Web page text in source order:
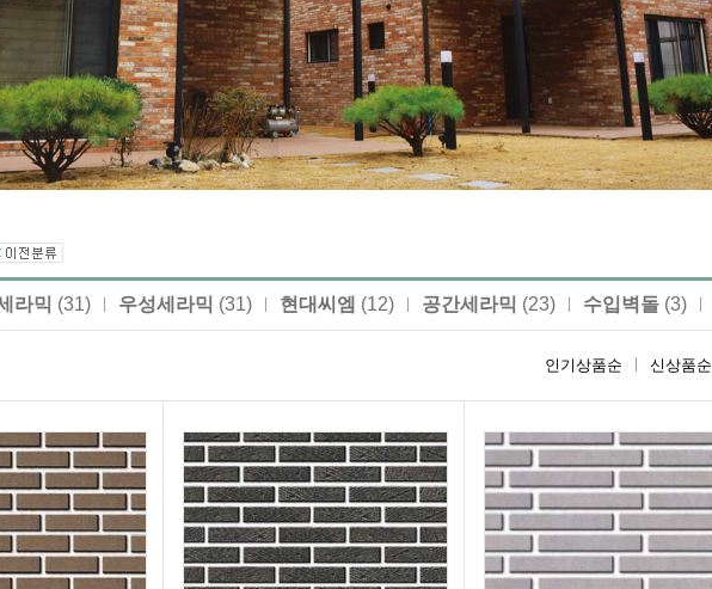
라믹 (31) 우성세라믹 (31) 현대씨엠 (12) 공간세라믹 (23) 수입벽돌 (3)
인기상품순 신상품순